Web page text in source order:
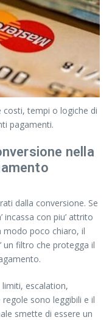
tempi o logiche di
pagamenti.
nella
dalla conversione. Se
incassa con piu’ attrito
modo poco chiaro, il
un filtro che protegga il
escalation,
sono leggibili e il
smette di essere un